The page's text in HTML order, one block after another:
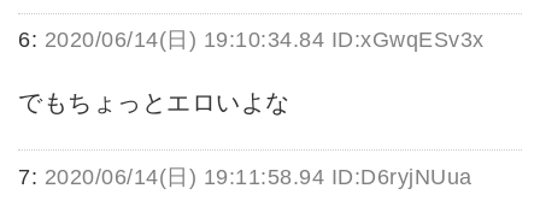
6: 2020/06/14(日) 19:10:34.84 ID:xGwqESv3x
でもちょっとエロいよな
7: 2020/06/14(日) 19:11:58.94 ID:D6ryjNUua